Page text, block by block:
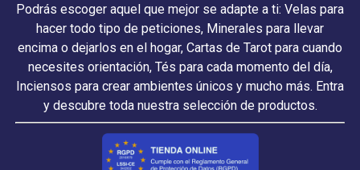
Podrás escoger aquel que mejor se adapte a ti: Velas para
hacer todo tipo de peticiones, Minerales para llevar
encima o dejarlos en el hogar, Cartas de Tarot para cuando
necesites orientación, Tés para cada momento del día,
Inciensos para crear ambientes únicos y mucho más. Entra
y descubre toda nuestra selección de productos.